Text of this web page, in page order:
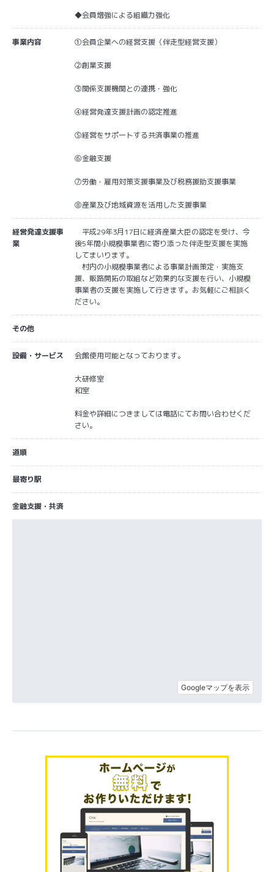
◆会員増強による組織力強化
事業内容 ①会員企業への経営支援（伴走型経営支援）
②創業支援
③関係支援機関との連携・強化
④経営発達支援計画の認定推進
⑤経営をサポートする共済事業の推進
⑥金融支援
⑦労働・雇用対策支援事業及び税務援助支援事業
⑧産業及び地域資源を活用した支援事業
経営発達支援事
業
平成29年3月17日に経済産業大臣の認定を受け、今
後5年間小規模事業者に寄り添った伴走型支援を実施
してまいります。
村内の小規模事業者による事業計画策定・実施支
援、販路開拓の取組など効果的な支援を行い、小規模
事業者の支援を実施して行きます。お気軽にご相談く
ださい。
その他
設備・サービス 会館使用可能となっております。
大研修室
和室
料金や詳細につきましては電話にてお問い合わせくだ
さい。
道順
最寄り駅
金融支援・共済